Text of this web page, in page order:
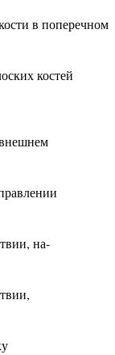
в поперечном
костей
на­